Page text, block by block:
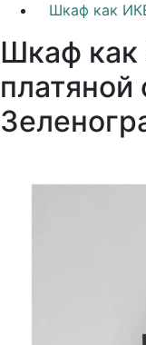
Шкаф как
Шкаф